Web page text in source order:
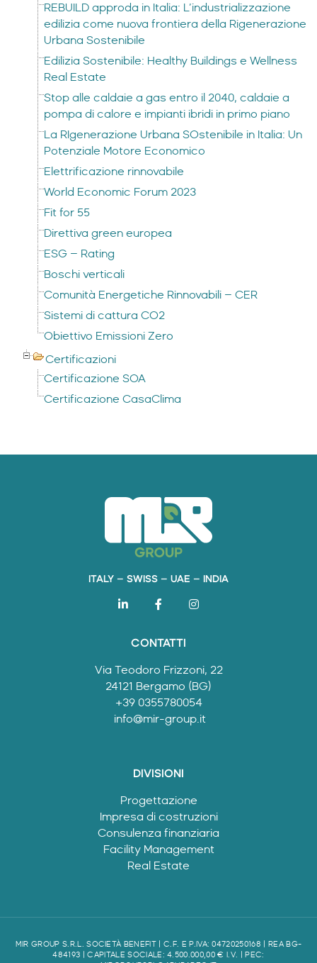
REBUILD approda in Italia: L’industrializzazione
edilizia come nuova frontiera della Rigenerazione
Urbana Sostenibile
Edilizia Sostenibile: Healthy Buildings e Wellness
Real Estate
Stop alle caldaie a gas entro il 2040, caldaie a
pompa di calore e impianti ibridi in primo piano
La RIgenerazione Urbana SOstenibile in Italia: Un
Potenziale Motore Economico
Elettrificazione rinnovabile
World Economic Forum 2023
Fit for 55
Direttiva green europea
ESG – Rating
Boschi verticali
Comunità Energetiche Rinnovabili – CER
Sistemi di cattura CO2
Obiettivo Emissioni Zero
Certificazioni
Certificazione SOA
Certificazione CasaClima
ITALY – SWISS – UAE – INDIA
CONTATTI
Via Teodoro Frizzoni, 22
24121 Bergamo (BG)
+39 0355780054
info@mir-group.it
DIVISIONI
Progettazione
Impresa di costruzioni
Consulenza finanziaria
Facility Management
Real Estate
MIR GROUP S.R.L. SOCIETÀ BENEFIT | C.F. E P.IVA: 04720250168 | REA BG-
484193 | CAPITALE SOCIALE: 4.500.000,00 € I.V. | PEC: